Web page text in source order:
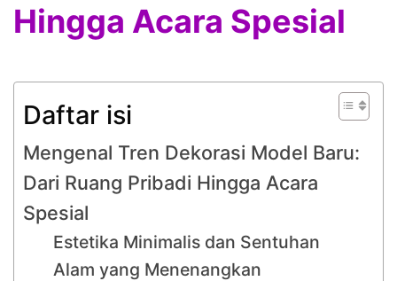
Hingga Acara Spesial
Daftar isi
Mengenal Tren Dekorasi Model Baru:
Dari Ruang Pribadi Hingga Acara
Spesial
Estetika Minimalis dan Sentuhan
Alam yang Menenangkan